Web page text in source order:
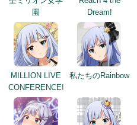
園
Dream!
MILLION LIVE
CONFERENCE!
私たちのRainbow